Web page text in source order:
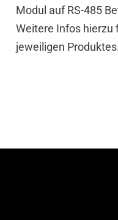
Modul auf RS-485
Weitere Infos hierzu
jeweiligen Produktes.